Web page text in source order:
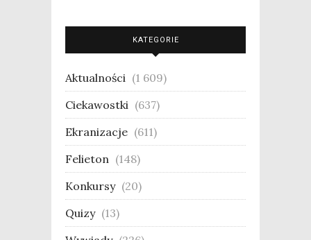
KATEGORIE
Aktualności (1 609)
Ciekawostki (637)
Ekranizacje (611)
Felieton (148)
Konkursy (20)
Quizy (13)